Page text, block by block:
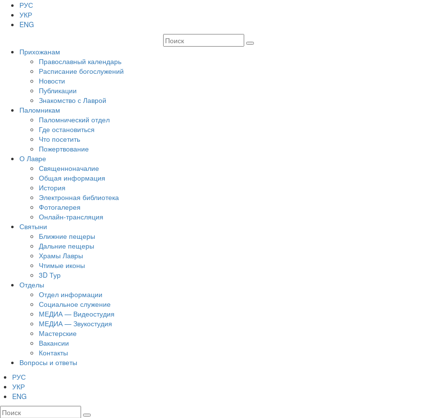
РУС
УКР
ENG
Прихожанам
Православный календарь
Расписание богослужений
Новости
Публикации
Знакомство с Лаврой
Паломникам
Паломнический отдел
Где остановиться
Что посетить
Пожертвование
О Лавре
Священноначалие
Общая информация
История
Электронная библиотека
Фотогалерея
Онлайн-трансляция
Святыни
Ближние пещеры
Дальние пещеры
Храмы Лавры
Чтимые иконы
3D Тур
Отделы
Отдел информации
Социальное служение
МЕДИА — Видеостудия
МЕДИА — Звукостудия
Мастерские
Вакансии
Контакты
Вопросы и ответы
РУС
УКР
ENG